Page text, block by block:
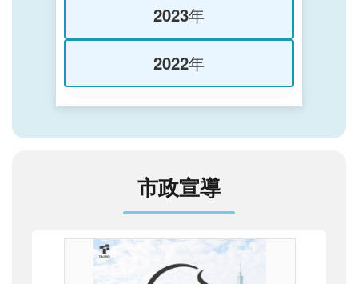
2023年
2022年
市政宣導